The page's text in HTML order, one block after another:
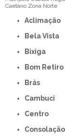
Caetano Zona Norte
Aclimação
Bela Vista
Bixiga
Bom Retiro
Brás
Cambuci
Centro
Consolação